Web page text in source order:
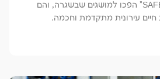
"עיר חכמה" או "SAFE CITY" הפכו למושגים שבשגרה, והם
חיים עירונית מתקדמת וחכמה.